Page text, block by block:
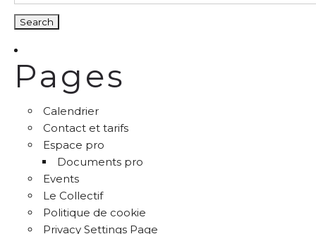
Pages
Calendrier
Contact et tarifs
Espace pro
Documents pro
Events
Le Collectif
Politique de cookie
Privacy Settings Page